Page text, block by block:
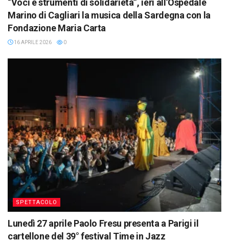
“Voci e strumenti di solidarietà”, ieri all’Ospedale
Marino di Cagliari la musica della Sardegna con la
Fondazione Maria Carta
16 APRILE 2026 0
SPETTACOLO
Lunedì 27 aprile Paolo Fresu presenta a Parigi il
cartellone del 39° festival Time in Jazz